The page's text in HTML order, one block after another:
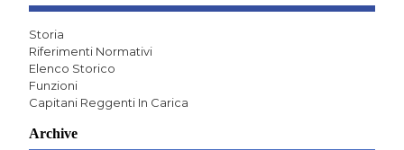
Storia
Riferimenti Normativi
Elenco Storico
Funzioni
Capitani Reggenti In Carica
Archive